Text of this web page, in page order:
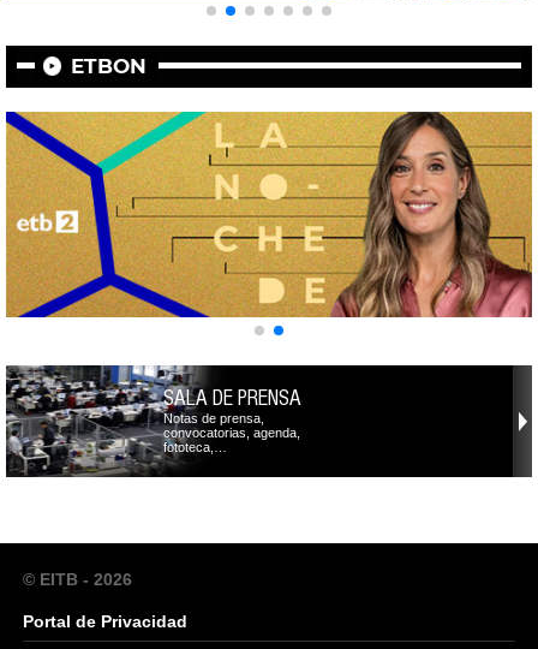
ETBON
SALA DE PRENSA
Notas de prensa,
convocatorias, agenda,
fototeca,…
© EITB - 2026
Portal de Privacidad